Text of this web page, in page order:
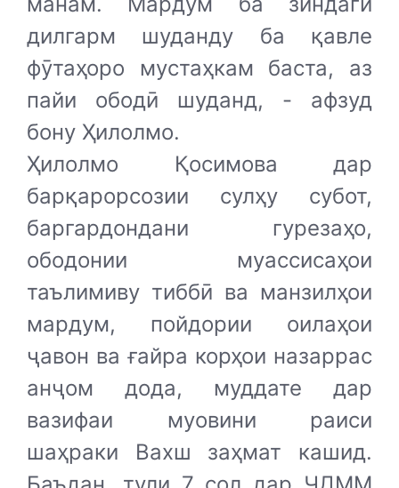
дилгарм шуданду ба қавле
фӯтаҳоро мустаҳкам баста, аз
пайи ободӣ шуданд, - афзуд
бону Ҳилолмо.
Ҳилолмо Қосимова дар
барқарорсозии сулҳу субот,
баргардондани гурезаҳо,
ободонии муассисаҳои
таълимиву тиббӣ ва манзилҳои
мардум, пойдории оилаҳои
ҷавон ва ғайра корҳои назаррас
анҷом дода, муддате дар
вазифаи муовини раиси
шаҳраки Вахш заҳмат кашид.